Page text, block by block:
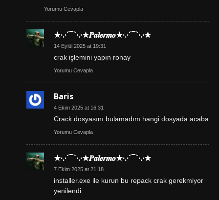
Yorumu Cevapla
★·.·´¯`·.·★𝑷𝒂𝒍𝒆𝒓𝒎𝒐★·.·´¯`·.·★
14 Eylül 2025 at 19:31
crak işlemini yapın ronay
Yorumu Cevapla
Baris
4 Ekim 2025 at 16:31
Crack dosyasını bulamadım hangi dosyada acaba
Yorumu Cevapla
★·.·´¯`·.·★𝑷𝒂𝒍𝒆𝒓𝒎𝒐★·.·´¯`·.·★
7 Ekim 2025 at 21:18
installer.exe ile kurun bu repack crak gerekmiyor
yenilendi